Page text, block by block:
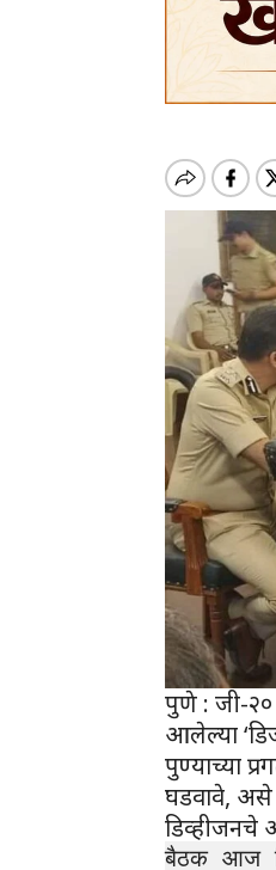
पुणे : जी-२०
आलेल्या
पुण्याच्या
घडवावे, असे
डिव्हीजनचे
बैठक आज